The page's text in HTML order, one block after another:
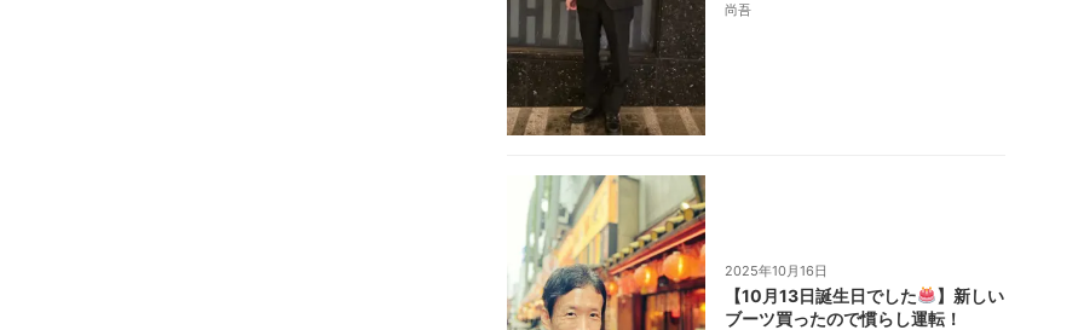
尚吾
2025年10月16日
【10月13日誕生日でした
】新しい
ブーツ買ったので慣らし運転！